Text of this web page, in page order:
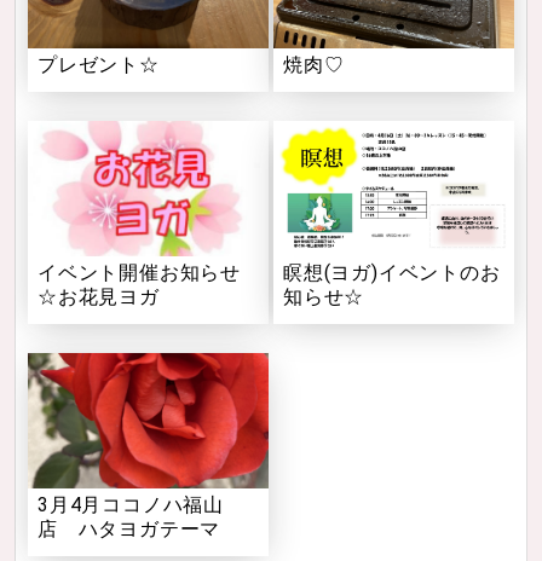
プレゼント☆ 焼肉♡
イベント開催お知らせ
☆お花見ヨガ
瞑想(ヨガ)イベントのお
知らせ☆
3月4月ココノハ福山
店 ハタヨガテーマ